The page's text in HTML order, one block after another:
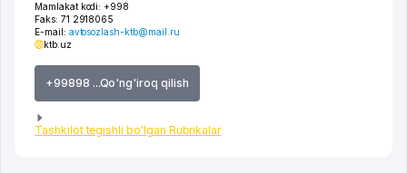
Mamlakat kodi: +998
Faks: 71 2918065
E-mail: avtosozlash-ktb@mail.ru
ktb.uz
+99898 ...Qo'ng'iroq qilish
Tashkilot tegishli bo'lgan Rubrikalar